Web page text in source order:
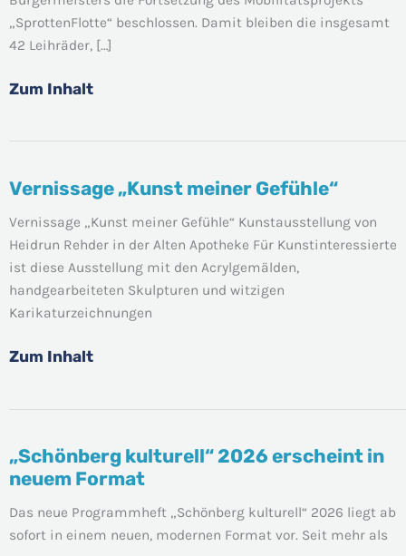
„SprottenFlotte“ beschlossen. Damit bleiben die insgesamt
42 Leihräder, […]
Schönberg
beschlossen
Zum Inhalt
Vernissage „Kunst meiner Gefühle“
Vernissage „Kunst meiner Gefühle“ Kunstausstellung von
Heidrun Rehder in der Alten Apotheke Für Kunstinteressierte
ist diese Ausstellung mit den Acrylgemälden,
handgearbeiteten Skulpturen und witzigen
Karikaturzeichnungen
Vernissage
meiner
Gefühle“
Zum Inhalt
„Schönberg kulturell“ 2026 erscheint in
neuem Format
Das neue Programmheft „Schönberg kulturell“ 2026 liegt ab
sofort in einem neuen, modernen Format vor. Seit mehr als
„Schönberg
kulturell“
erscheint
in